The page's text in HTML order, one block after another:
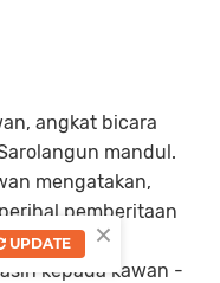
angkat bicara
mandul.
mengatakan,
pemberitaan
kepada kawan -
×
UPDATE